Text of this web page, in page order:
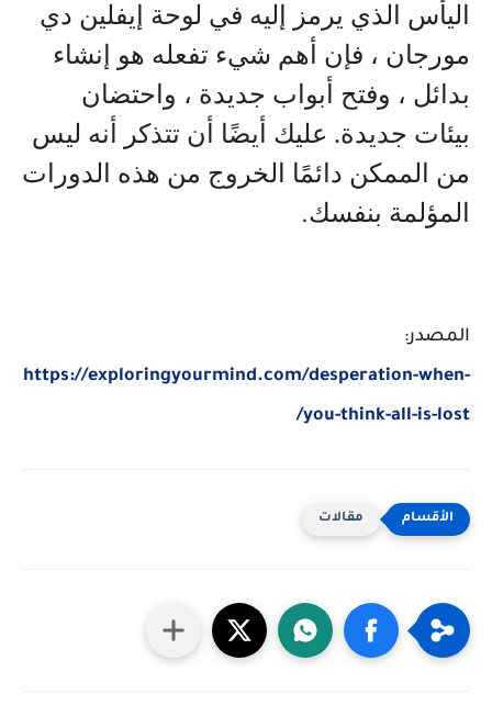
اليأس الذي يرمز إليه في لوحة إيفلين دي
مورجان ، فإن أهم شيء تفعله هو إنشاء
بدائل ، وفتح أبواب جديدة ، واحتضان
بيئات جديدة. عليك أيضًا أن تتذكر أنه ليس
من الممكن دائمًا الخروج من هذه الدورات
المؤلمة بنفسك.
المصدر:
https://exploringyourmind.com/desperation-when-
you-think-all-is-lost/
مقالات